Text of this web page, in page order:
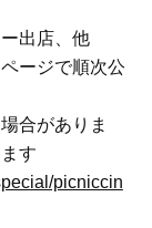
出店、他
ージで順次公
合がありま
す
picniccin